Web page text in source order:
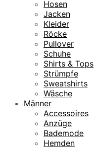
Hosen
Jacken
Kleider
Röcke
Pullover
Schuhe
Shirts & Tops
Strümpfe
Sweatshirts
Wäsche
Männer
Accessoires
Anzüge
Bademode
Hemden